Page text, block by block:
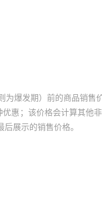
为爆发期）前的商品销售
惠；该价格会计算其他
展示的销售价格。